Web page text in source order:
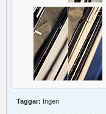
Taggar: Ingen